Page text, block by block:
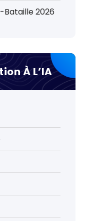
Bataille 2026
À L’IA